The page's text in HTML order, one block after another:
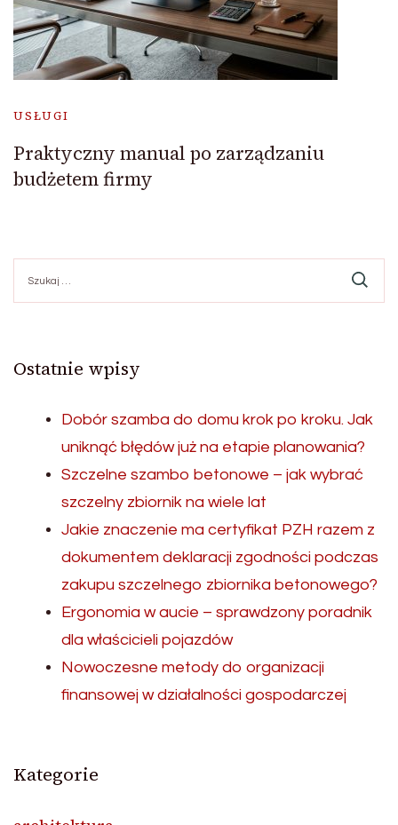
USŁUGI
Praktyczny manual po zarządzaniu
budżetem firmy
Ostatnie wpisy
Dobór szamba do domu krok po kroku. Jak
uniknąć błędów już na etapie planowania?
Szczelne szambo betonowe – jak wybrać
szczelny zbiornik na wiele lat
Jakie znaczenie ma certyfikat PZH razem z
dokumentem deklaracji zgodności podczas
zakupu szczelnego zbiornika betonowego?
Ergonomia w aucie – sprawdzony poradnik
dla właścicieli pojazdów
Nowoczesne metody do organizacji
finansowej w działalności gospodarczej
Kategorie